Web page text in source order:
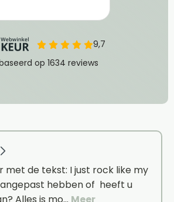
met de tekst: I just rock like my
hebben of heeft u